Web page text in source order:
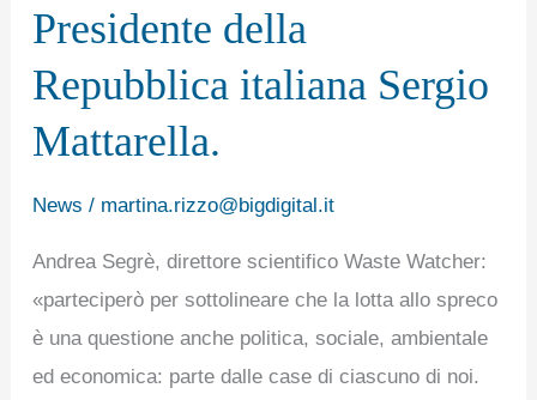
Presidente della
Repubblica italiana Sergio
Mattarella.
News / martina.rizzo@bigdigital.it
Andrea Segrè, direttore scientifico Waste Watcher:
«parteciperò per sottolineare che la lotta allo spreco
è una questione anche politica, sociale, ambientale
ed economica: parte dalle case di ciascuno di noi.
l’evento
a
Roma
con
partecipazione
Leone